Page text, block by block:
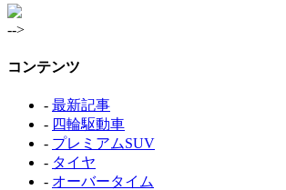
-->
コンテンツ
- 最新記事
- 四輪駆動車
- プレミアムSUV
- タイヤ
- オーバータイム